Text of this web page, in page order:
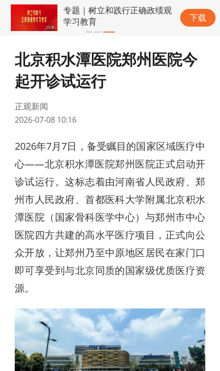
专题｜树立和践行正确政绩观
学习教育
下载
北京积水潭医院郑州医院今
起开诊试运行
正观新闻
2026-07-08 10:16
2026年7月7日，备受瞩目的国家区域医疗中
心——北京积水潭医院郑州医院正式启动开
诊试运行。这标志着由河南省人民政府、郑
州市人民政府、首都医科大学附属北京积水
潭医院（国家骨科医学中心）与郑州市中心
医院四方共建的高水平医疗项目，正式向公
众开放，让郑州乃至中原地区居民在家门口
即可享受到与北京同质的国家级优质医疗资
源。